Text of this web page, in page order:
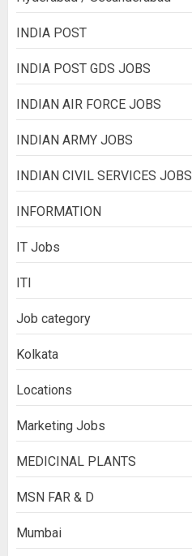
INDIA POST
INDIA POST GDS JOBS
INDIAN AIR FORCE JOBS
INDIAN ARMY JOBS
INDIAN CIVIL SERVICES JOBS
INFORMATION
IT Jobs
ITI
Job category
Kolkata
Locations
Marketing Jobs
MEDICINAL PLANTS
MSN FAR & D
Mumbai